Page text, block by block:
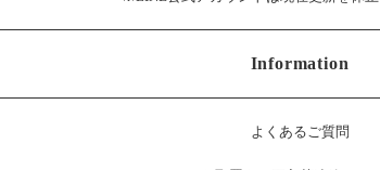
Information
よくあるご質問